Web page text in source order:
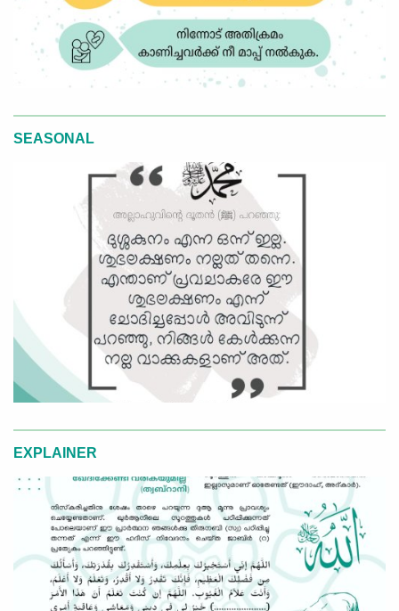
SEASONAL
EXPLAINER